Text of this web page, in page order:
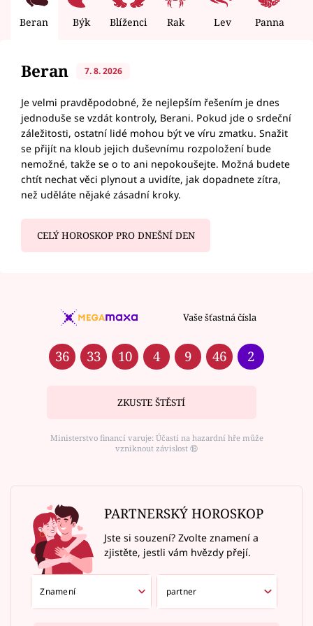
Beran Býk Blíženci Rak Lev Panna
Beran 7. 8. 2026
Je velmi pravděpodobné, že nejlepším řešením je dnes
jednoduše se vzdát kontroly, Berani. Pokud jde o srdeční
záležitosti, ostatní lidé mohou být ve víru zmatku. Snažit
se přijít na kloub jejich duševnímu rozpoložení bude
nemožné, takže se o to ani nepokoušejte. Možná budete
chtít nechat věci plynout a uvidíte, jak dopadnete zítra,
než uděláte nějaké zásadní kroky.
CELÝ HOROSKOP PRO DNEŠNÍ DEN
Vaše šťastná čísla
36 33 10 4 9 46 2
ZKUSTE ŠTĚSTÍ
Ministerstvo financí varuje: Účastí na hazardní hře může
vzniknout závislost ⑱
PARTNERSKÝ HOROSKOP
Jste si souzení? Zvolte znamení a
zjistěte, jestli vám hvězdy přejí.